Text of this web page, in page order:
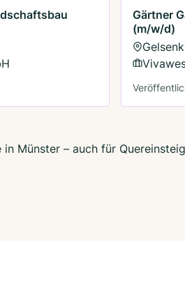
Gärtner
(m/w/d)
in Münster – auch für